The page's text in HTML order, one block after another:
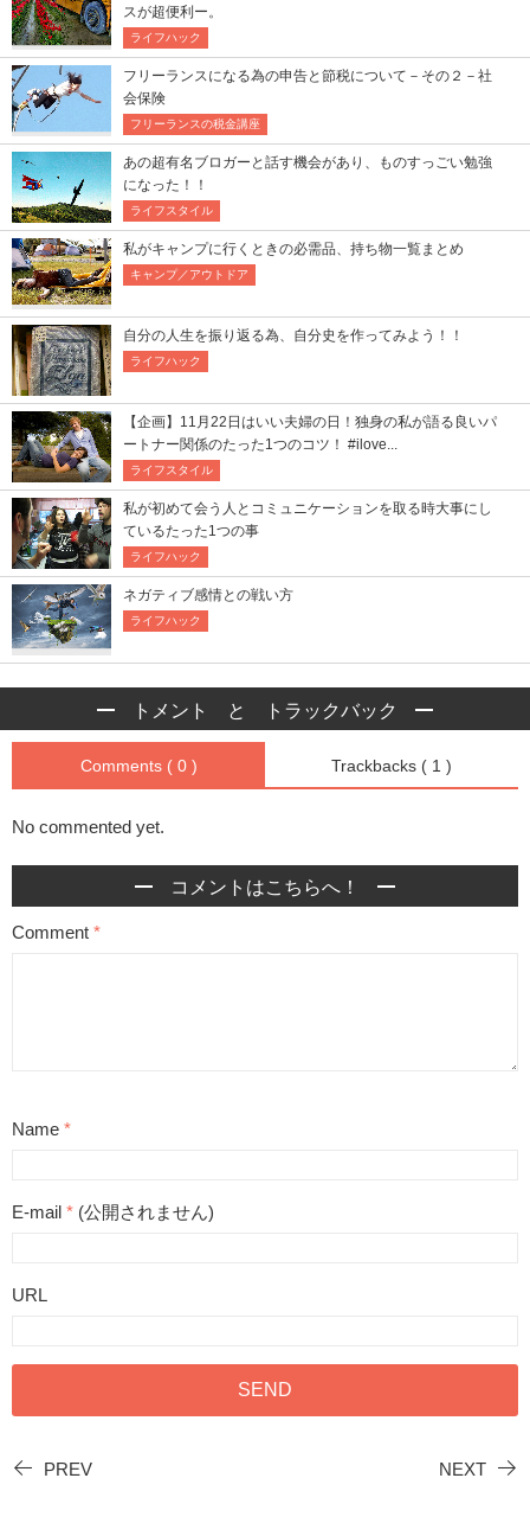
スが超便利ー。
ライフハック
フリーランスになる為の申告と節税について－その２－社
会保険
フリーランスの税金講座
あの超有名ブロガーと話す機会があり、ものすっごい勉強
になった！！
ライフスタイル
私がキャンプに行くときの必需品、持ち物一覧まとめ
キャンプ／アウトドア
自分の人生を振り返る為、自分史を作ってみよう！！
ライフハック
【企画】11月22日はいい夫婦の日！独身の私が語る良いパ
ートナー関係のたった1つのコツ！ #ilove...
ライフスタイル
私が初めて会う人とコミュニケーションを取る時大事にし
ているたった1つの事
ライフハック
ネガティブ感情との戦い方
ライフハック
トメント と トラックバック
Comments ( 0 ) Trackbacks ( 1 )
No commented yet.
コメントはこちらへ！
Comment *
Name *
E-mail * (公開されません)
URL
PREV NEXT